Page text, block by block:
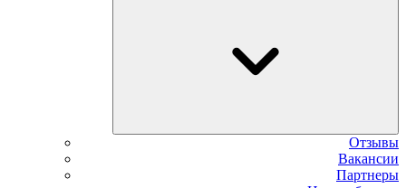
Отзывы
Вакансии
Партнеры